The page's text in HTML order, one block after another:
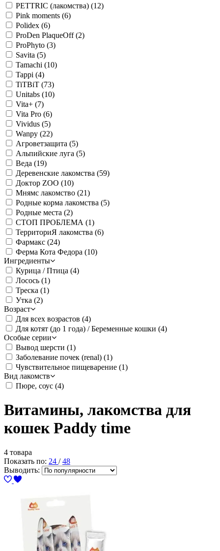
PETTRIC (лакомства) (12)
Pink moments (6)
Polidex (6)
ProDen PlaqueOff(2)
ProPhyto (3)
Savita (5)
Tamachi (10)
Tappi (4)
TiTBiT (73)
Unitabs (10)
Vita+ (7)
Vita Pro (6)
Vividus (5)
Wanpy (22)
Агроветзащита (5)
Альпийские луга (5)
Веда (19)
Деревенские лакомства (59)
Доктор ZOO (10)
Мнямс лакомство (21)
Родные корма лакомства (5)
Родные места (2)
СТОП ПРОБЛЕМА (1)
ТерриториЯ лакомства (6)
Фармакс (24)
Ферма Кота Федора (10)
Ингредиенты
Курица / Птица (4)
Лосось (1)
Треска (1)
Утка (2)
Возраст
Для всех возрастов (4)
Для котят (до 1 года) / Беременные кошки (4)
Особые серии
Вывод шерсти (1)
Заболевание почек (renal) (1)
Чувствительное пищеварение (1)
Вид лакомств
Пюре, соус (4)
Витамины, лакомства для
кошек Paddy time
4 товара
Показать по: 24 /48
Выводить: